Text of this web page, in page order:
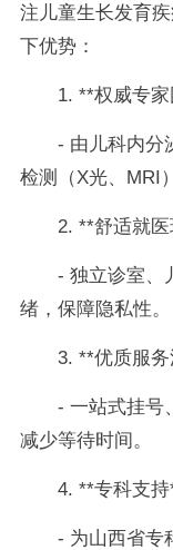
注儿童生长发育
下优势：
1. **权威专
- 由儿科内分
检测（X光、MRI
2. **舒适就
- 独立诊室、
绪，保障隐私性。
3. **优质服
- 一站式挂号
减少等待时间。
4. **专科支
- 为山西省专